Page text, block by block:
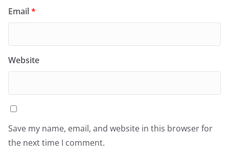
Email*
Website
Save my name, email, and website in this browser for
the next time I comment.